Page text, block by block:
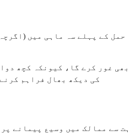
حمل کے پہلے سہ ماہی میں
غور کرے گا، کیونکہ کچھ
کی دیکھ بھال فراہم
سے ممالک میں وسیع پیمانے